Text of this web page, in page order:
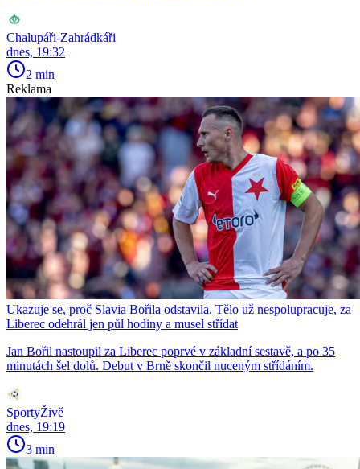
Chalupáři-Zahrádkáři
dnes, 19:32
2 min
Reklama
Ukazuje se, proč Slavia Bořila odstavila. Tělo už nespolupracuje, za
Liberec odehrál jen půl hodiny a musel střídat
Jan Bořil nastoupil za Liberec poprvé v základní sestavě, a po 35
minutách šel dolů. Debut v Brně skončil nuceným střídáním.
SportyŽivě
dnes, 19:19
3 min